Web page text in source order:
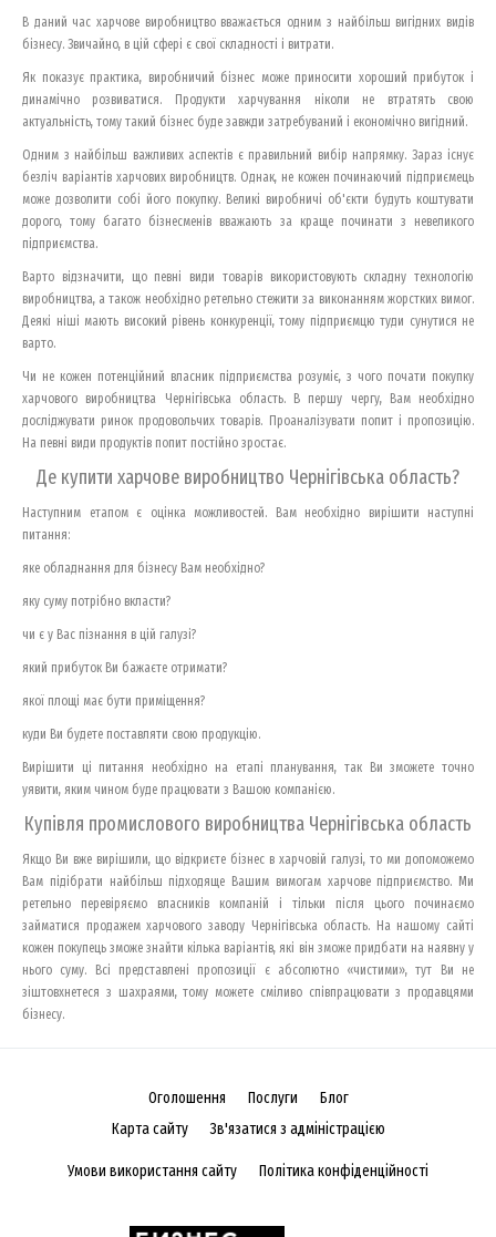
В даний час харчове виробництво вважається одним з найбільш вигідних видів
бізнесу. Звичайно, в цій сфері є свої складності і витрати.
Як показує практика, виробничий бізнес може приносити хороший прибуток і
динамічно розвиватися. Продукти харчування ніколи не втратять свою
актуальність, тому такий бізнес буде завжди затребуваний і економічно вигідний.
Одним з найбільш важливих аспектів є правильний вибір напрямку. Зараз існує
безліч варіантів харчових виробництв. Однак, не кожен починаючий підприємець
може дозволити собі його покупку. Великі виробничі об'єкти будуть коштувати
дорого, тому багато бізнесменів вважають за краще починати з невеликого
підприємства.
Варто відзначити, що певні види товарів використовують складну технологію
виробництва, а також необхідно ретельно стежити за виконанням жорстких вимог.
Деякі ніші мають високий рівень конкуренції, тому підприємцю туди сунутися не
варто.
Чи не кожен потенційний власник підприємства розуміє, з чого почати покупку
харчового виробництва Чернігівська область. В першу чергу, Вам необхідно
досліджувати ринок продовольчих товарів. Проаналізувати попит і пропозицію.
На певні види продуктів попит постійно зростає.
Де купити харчове виробництво Чернігівська область?
Наступним етапом є оцінка можливостей. Вам необхідно вирішити наступні
питання:
яке обладнання для бізнесу Вам необхідно?
яку суму потрібно вкласти?
чи є у Вас пізнання в цій галузі?
який прибуток Ви бажаєте отримати?
якої площі має бути приміщення?
куди Ви будете поставляти свою продукцію.
Вирішити ці питання необхідно на етапі планування, так Ви зможете точно
уявити, яким чином буде працювати з Вашою компанією.
Купівля промислового виробництва Чернігівська область
Якщо Ви вже вирішили, що відкриєте бізнес в харчовій галузі, то ми допоможемо
Вам підібрати найбільш підходяще Вашим вимогам харчове підприємство. Ми
ретельно перевіряємо власників компаній і тільки після цього починаємо
займатися продажем харчового заводу Чернігівська область. На нашому сайті
кожен покупець зможе знайти кілька варіантів, які він зможе придбати на наявну у
нього суму. Всі представлені пропозиції є абсолютно «чистими», тут Ви не
зіштовхнетеся з шахраями, тому можете сміливо співпрацювати з продавцями
бізнесу.
Оголошення Послуги
Блог
Карта сайту
Зв'язатися з адміністрацією
Умови використання сайту Політика конфіденційності